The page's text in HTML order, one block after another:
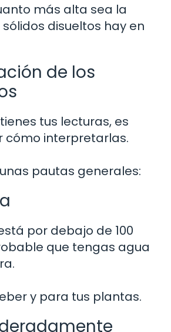
más alta sea la
disueltos hay en
de los
tus lecturas, es
cómo interpretarlas.
pautas generales:
por debajo de 100
que tengas agua
y para tus plantas.